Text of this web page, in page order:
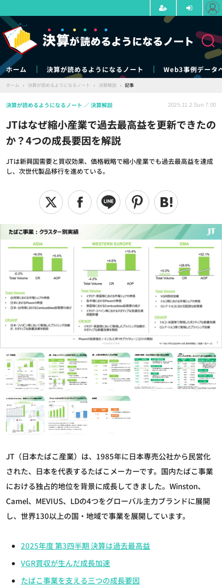
ホーム 決算が読めるようになるノート Web3事例データ
ホーム › 決算が読めるようになるノート › 決算解説 › 記事
JTはなぜ縮小産業で過去最高益を更新できたの
か？4つの成長要因を解説
JTは新興国需要と買収効果、価格戦略で縮小産業でも過去最高益を達成
し、次世代製品移行を進めている。
決算が読めるようになるノート 決算解説 2025.11.2 Sun 7:00
JT（日本たばこ産業）は、1985年に日本専売公社から民営化
された、日本を代表するたばこメーカーです。国内たばこ事業
における独占的地位を背景に成長してきました。Winston、
Camel、MEVIUS、LDの4つをグローバル主力ブランドに展開
し、世界130以上の国・地域で事業を展開しています。
2025年度 第3四半期 決算は過去最高益
VGR買収が生んだ成長加速
たばこ事業を支える三つの成長要因